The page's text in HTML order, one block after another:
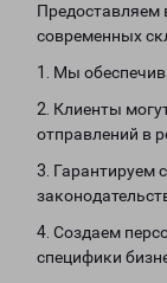
Предоставляем
современных
1. Мы
2. Клиенты
отправлений в
3. Гарантируем
4. Создаем
специфики